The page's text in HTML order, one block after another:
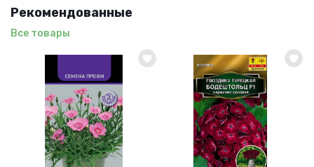
Рекомендованные
Все товары